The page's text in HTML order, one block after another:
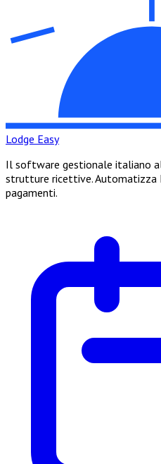
Lodge Easy
Il software gestionale italiano
strutture ricettive. Automatizza
pagamenti.